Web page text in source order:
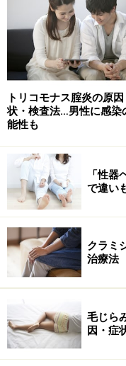
治療によって完治
断されるケースもあ
た上で、再検査され
梅毒の治療とは
ペニシリンを服用
す。お薬を服用す
～4週間で終ります
12週間ほど必要とな
性器に異変があ
機関に相談に行きま
産婦人科などで血液
トリコモナス腟炎の原
状・検査法…男性に感染
能性も
「性
で違い
クラミ
治療法
毛じら
因・症